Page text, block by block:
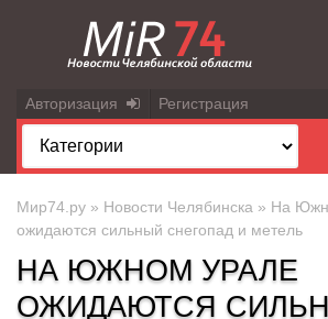
Авторизация Регистрация
Мир74.ру » Новости Челябинска » На
ожидаются сильный снегопад и метель
НА ЮЖНОМ УРАЛЕ
ОЖИДАЮТСЯ